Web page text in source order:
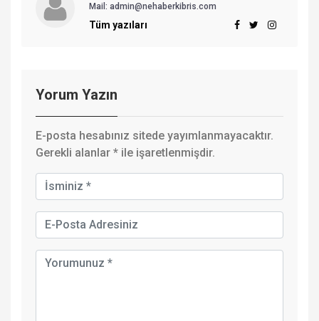
Mail: admin@nehaberkibris.com
Tüm yazıları
Yorum Yazın
E-posta hesabınız sitede yayımlanmayacaktır.
Gerekli alanlar * ile işaretlenmişdir.